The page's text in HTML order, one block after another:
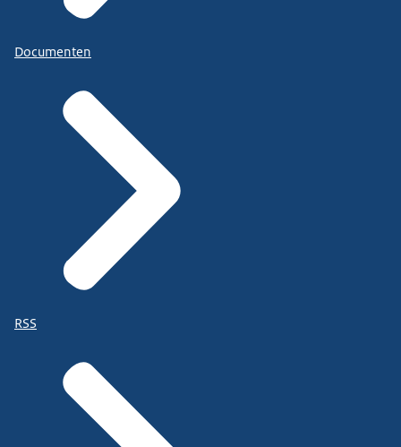
Documenten
RSS